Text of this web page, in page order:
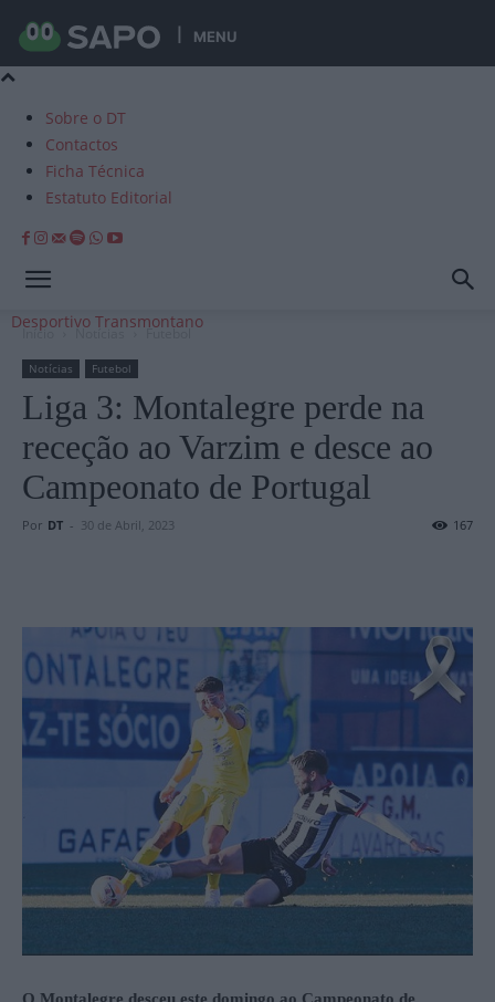
MENU
Sobre o DT
Contactos
Ficha Técnica
Estatuto Editorial
Desportivo Transmontano
Início Notícias Futebol
Notícias Futebol
Liga 3: Montalegre perde na
receção ao Varzim e desce ao
Campeonato de Portugal
Por DT - 30 de Abril, 2023 167
O Montalegre desceu este domingo ao Campeonato de